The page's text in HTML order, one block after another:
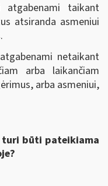
atgabenami taikant
atsiranda asmeniui
netaikant
arba laikančiam
arba asmeniui,
būti pateikiama